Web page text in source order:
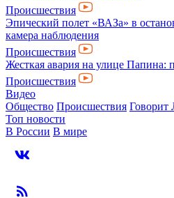
Происшествия
Эпический полет «ВАЗа» в
камера наблюдения
Происшествия
Жесткая авария на улице Папина:
Происшествия
Видео
Общество Происшествия Говорит
Топ новости
В России В мире